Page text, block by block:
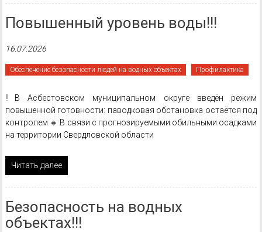
Повышенный уровень воды!!!
16.07.2026
Обеспечение безопасности людей на водных объектах Профилактика
‼️В Асбестовском муниципальном округе введён режим
повышенной готовности: паводковая обстановка остаётся под
контролем 🔸 В связи с прогнозируемыми обильными осадками
на территории Свердловской области
Читать далее
Безопасность на водных
объектах!!!